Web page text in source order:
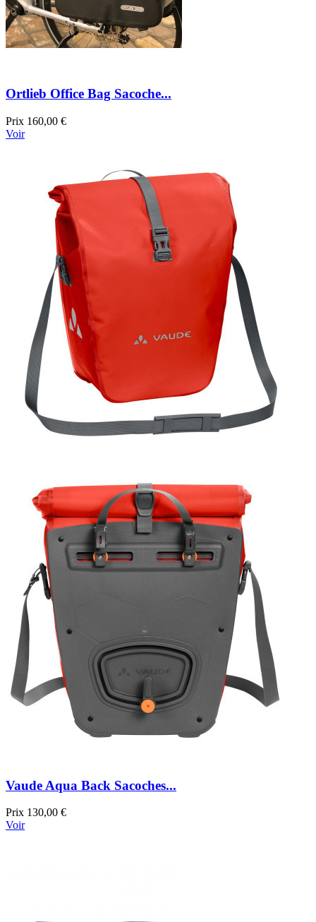
Ortlieb Office Bag Sacoche...
Prix 160,00 €
Voir
Vaude Aqua Back Sacoches...
Prix 130,00 €
Voir